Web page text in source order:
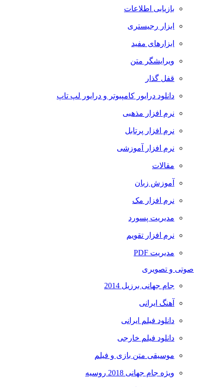
بازیابی اطلاعات
ابزار رجیستری
ابزارهای مفید
ویرایشگر متن
قفل گذار
دانلود درایور کامپیوتر و درایور لپ تاپ
نرم افزار مذهبی
نرم افزار پرتابل
نرم افزار آموزشی
مقالات
آموزش زبان
نرم افزار مک
مدیریت پسورد
نرم افزار تقویم
مدیریت PDF
صوتی و تصویری
جام جهانی برزیل 2014
آهنگ ایرانی
دانلود فیلم ایرانی
دانلود فیلم خارجی
موسیقی متن بازی و فیلم
ویژه جام جهانی 2018 روسیه